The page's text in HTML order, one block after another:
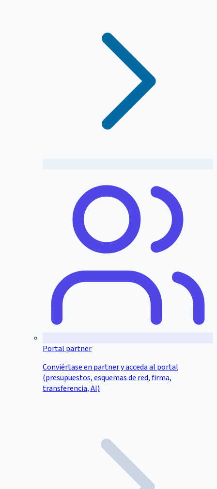
Portal partner
Conviértase en partner y acceda al portal
(presupuestos, esquemas de red, firma,
transferencia, AI)